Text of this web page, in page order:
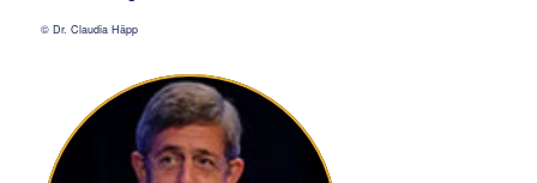
© Dr. Claudia Häpp